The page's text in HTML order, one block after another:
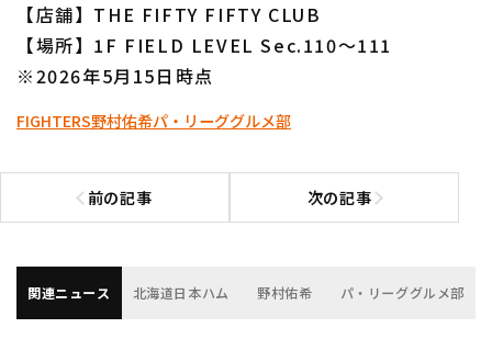
【店舗】THE FIFTY FIFTY CLUB
【場所】1F FIELD LEVEL Sec.110～111
※2026年5月15日時点
FIGHTERS野村佑希パ・リーググルメ部
前の記事
前の記事へ 次の記事次の記事へ
関連ニュース 北海道日本ハム 野村佑希 パ・リーググルメ部